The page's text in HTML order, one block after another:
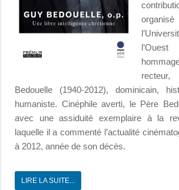
Bedouelle (1940-2012), dominicain,
humaniste. Cinéphile averti, le Père
avec une assiduité exemplaire à la
laquelle il a commenté l’actualité
à 2012, année de son décès.
LIRE LA SUITE...